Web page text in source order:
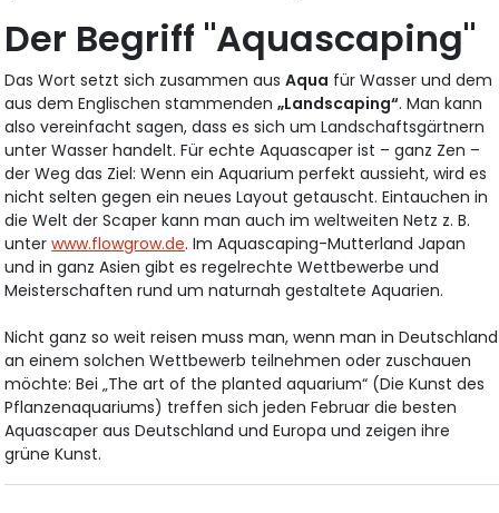
Der Begriff "Aquascaping"
Das Wort setzt sich zusammen ausAqua für Wasser und dem
aus dem Englischen stammenden„Landscaping“. Man kann
also vereinfacht sagen, dass es sich um Landschaftsgärtnern
unter Wasser handelt. Für echte Aquascaper ist – ganz Zen –
der Weg das Ziel: Wenn ein Aquarium perfekt aussieht, wird es
nicht selten gegen ein neues Layout getauscht. Eintauchen in
die Welt der Scaper kann man auch im weltweiten Netz z. B.
unterwww.flowgrow.de. Im Aquascaping-Mutterland Japan
und in ganz Asien gibt es regelrechte Wettbewerbe und
Meisterschaften rund um naturnah gestaltete Aquarien.
Nicht ganz so weit reisen muss man, wenn man in Deutschland
an einem solchen Wettbewerb teilnehmen oder zuschauen
möchte: Bei „The art of the planted aquarium“ (Die Kunst des
Pflanzenaquariums) treffen sich jeden Februar die besten
Aquascaper aus Deutschland und Europa und zeigen ihre
grüne Kunst.